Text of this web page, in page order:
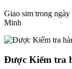
Giao sim trong
Minh
Được Kiểm tra